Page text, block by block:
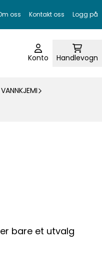
oss Kontakt oss Logg på
Konto Handlevogn
VANNKJEMI
bare et utvalg